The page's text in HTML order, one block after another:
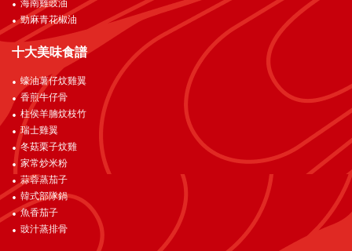
海南雞豉油
勁麻青花椒油
十大美味食譜
蠔油薯仔炆雞翼
香煎牛仔骨
柱侯羊腩炆枝竹
瑞士雞翼
冬菇栗子炆雞
家常炒米粉
蒜蓉蒸茄子
韓式部隊鍋
魚香茄子
豉汁蒸排骨